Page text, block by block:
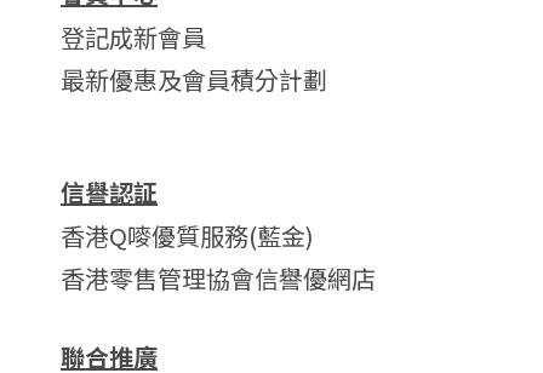
登記成新會員
最新優惠及會員積分計劃
信譽認証
香港Q嘜優質服務(藍金)
香港零售管理協會信譽優網店
聯合推廣